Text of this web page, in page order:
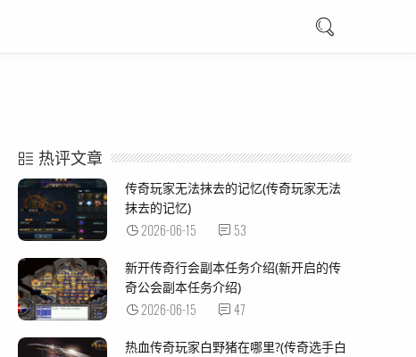
热评文章
传奇玩家无法抹去的记忆(传奇玩家无法
抹去的记忆)
2026-06-15 53
新开传奇行会副本任务介绍(新开启的传
奇公会副本任务介绍)
2026-06-15 47
热血传奇玩家白野猪在哪里?(传奇选手白